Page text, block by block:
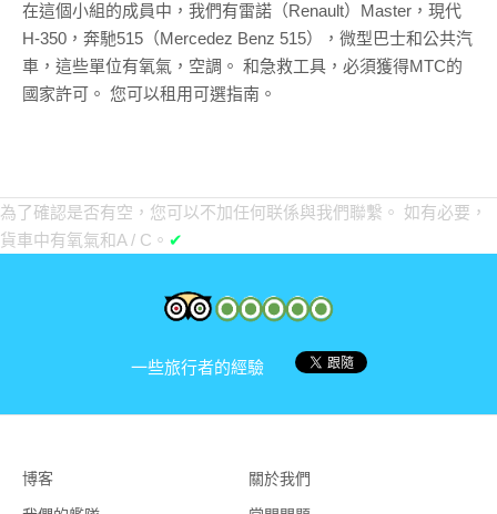
在這個小組的成員中，我們有雷諾（Renault）Master，現代
H-350，奔馳515（Mercedez Benz 515），微型巴士和公共汽
車，這些單位有氧氣，空調。 和急救工具，必須獲得MTC的
國家許可。 您可以租用可選指南。
為了確認是否有空，您可以不加任何联係與我們聯繫。 如有必要，
貨車中有氧氣和A / C。 ✔
一些旅行者的經驗
博客 關於我們